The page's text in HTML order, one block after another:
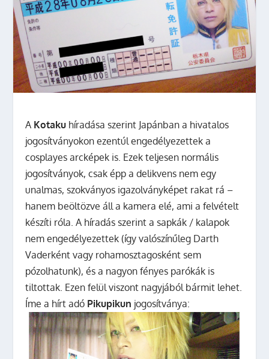
A Kotaku híradása szerint Japánban a hivatalos
jogosítványokon ezentúl engedélyezettek a
cosplayes arcképek is. Ezek teljesen normális
jogosítványok, csak épp a delikvens nem egy
unalmas, szokványos igazolványképet rakat rá –
hanem beöltözve áll a kamera elé, ami a felvételt
készíti róla. A híradás szerint a sapkák / kalapok
nem engedélyezettek (így valószínűleg Darth
Vaderként vagy rohamosztagosként sem
pózolhatunk), és a nagyon fényes parókák is
tiltottak. Ezen felül viszont nagyjából bármit lehet.
Íme a hírt adó Pikupikun jogosítványa: